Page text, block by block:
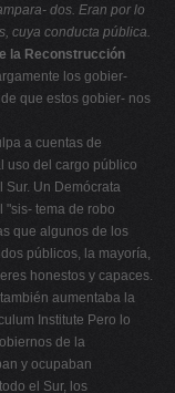
dos. Eran por lo
cuya conducta pública.
la Reconstrucción
los gobier-
que estos gobier- nos
a cuentas de
uso del cargo público
Un Demócrata
tema de robo
que algunos de los
públicos, la mayoría,
honestos y capaces.
aumentaba la
Institute Pero lo
de la
y ocupaban
el Sur, los